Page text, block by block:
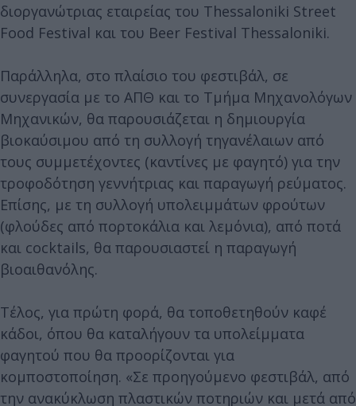
διοργανώτριας εταιρείας του Thessaloniki Street
Food Festival και του Beer Festival Thessaloniki.
Παράλληλα, στο πλαίσιο του φεστιβάλ, σε
συνεργασία με το ΑΠΘ και το Τμήμα Μηχανολόγων
Μηχανικών, θα παρουσιάζεται η δημιουργία
βιοκαύσιμου από τη συλλογή τηγανέλαιων από
τους συμμετέχοντες (καντίνες με φαγητό) για την
τροφοδότηση γεννήτριας και παραγωγή ρεύματος.
Επίσης, με τη συλλογή υπολειμμάτων φρούτων
(φλούδες από πορτοκάλια και λεμόνια), από ποτά
και cocktails, θα παρουσιαστεί η παραγωγή
βιοαιθανόλης.
Τέλος, για πρώτη φορά, θα τοποθετηθούν καφέ
κάδοι, όπου θα καταλήγουν τα υπολείμματα
φαγητού που θα προορίζονται για
κομποστοποίηση. «Σε προηγούμενο φεστιβάλ, από
την ανακύκλωση πλαστικών ποτηριών και μετά από